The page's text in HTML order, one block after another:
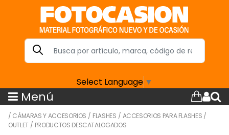
Select Language ▼
Menú
/ CÁMARAS Y ACCESORIOS / FLASHES / ACCESORIOS PARA FLASHES /
OUTLET/ PRODUCTOS DESCATALOGADOS